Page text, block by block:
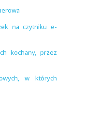
na czytniku e-
kochany, przez
w których